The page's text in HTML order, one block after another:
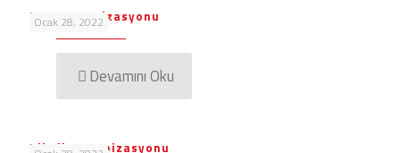
Ocak 28, 2022
Fuar Organizasyonu
Devamını Oku
Piknik Organizasyonu